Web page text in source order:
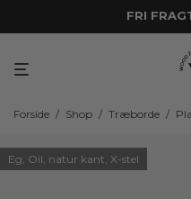
FRI
Forside / Shop / Træborde /
Eg, Oil, natur kant, X-stel